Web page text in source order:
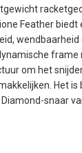
Feather
frame
om het
Het is
snaar